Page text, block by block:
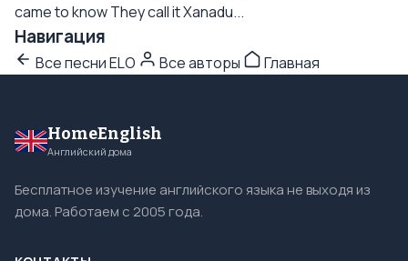
came to know They call it Xanadu...
Навигация
Все песни ELO Все авторы Главная
HomeEnglish
Английский дома
Бесплатное изучение английского языка не выходя из
дома. Работаем с 2005 года.